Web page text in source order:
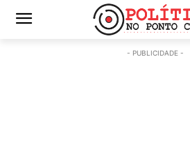
- PUBLICIDADE -